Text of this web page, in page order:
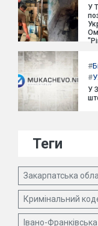
У
#
#
У
Теги
Закарпатська
Кримінальний
Івано-